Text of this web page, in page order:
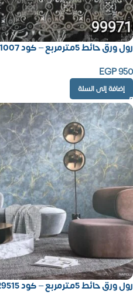
رول ورق حائط 5مترمربع – كود 99971007
EGP950
إضافة إلى السلة
رول ورق حائط 5مترمربع – كود 99929515